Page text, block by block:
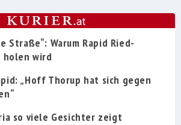
Straße“: Warum Rapid Ried-
holen wird
„Hoff Thorup hat sich gegen
so viele Gesichter zeigt